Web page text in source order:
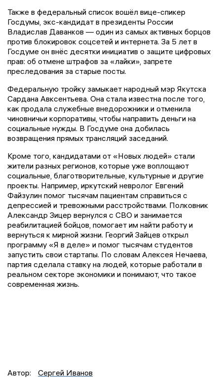
Также в федеральный список вошёл вице-спикер
Госдумы, экс-кандидат в президенты России
Владислав Даванков — один из самых активных борцов
против блокировок соцсетей и интернета. За 5 лет в
Госдуме он внёс десятки инициатив о защите цифровых
прав: об отмене штрафов за «лайки», запрете
преследования за старые посты.
Федеральную тройку замыкает народный мэр Якутска
Сардана Авксентьева. Она стала известна после того,
как продала служебные внедорожники и отменила
чиновничьи корпоративы, чтобы направить деньги на
социальные нужды. В Госдуме она добилась
возвращения прямых трансляций заседаний.
Кроме того, кандидатами от «Новых людей» стали
жители разных регионов, которые уже воплощают
социальные, благотворительные, культурные и другие
проекты. Например, иркутский невролог Евгений
Файзулин помог тысячам пациентам справиться с
депрессией и тревожными расстройствами. Полковник
Александр Зицер вернулся с СВО и занимается
реабилитацией бойцов, помогает им найти работу и
вернуться к мирной жизни. Георгий Зайцев открыл
программу «Я в деле» и помог тысячам студентов
запустить свои стартапы. По словам Алексея Нечаева,
партия сделала ставку на людей, которые работали в
реальном секторе экономики и понимают, что такое
современная жизнь.
Автор: Сергей Иванов